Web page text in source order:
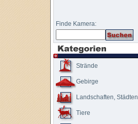
Finde Kamera:
Strände
Gebirge
Landschaften, Städten
Tiere